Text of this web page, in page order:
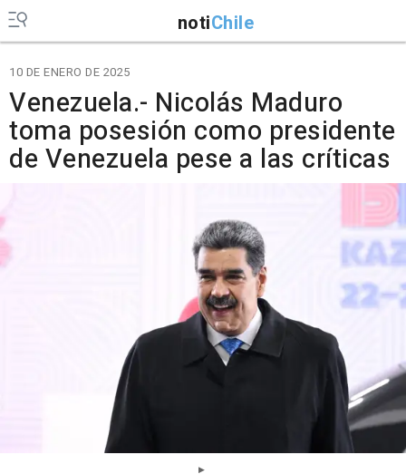
notiChile
10 DE ENERO DE 2025
Venezuela.- Nicolás Maduro
toma posesión como presidente
de Venezuela pese a las críticas